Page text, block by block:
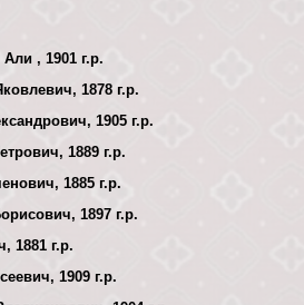
, 1901 г.р.
1878 г.р.
1905 г.р.
1889 г.р.
1885 г.р.
1897 г.р.
1881 г.р.
1909 г.р.